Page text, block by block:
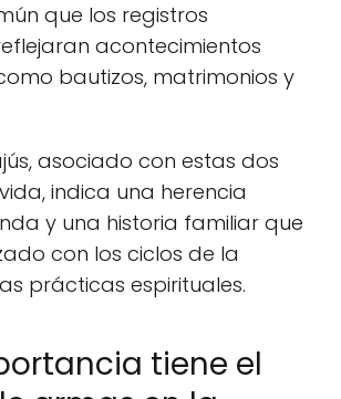
que los registros
acontecimientos
bautizos, matrimonios y
asociado con estas dos
indica una herencia
y una historia familiar que
con los ciclos de la
prácticas espirituales.
tiene el